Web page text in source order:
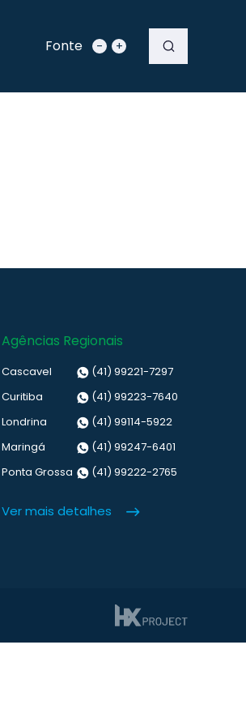
Fonte - +
Agências Regionais
Cascavel
(41) 99221-7297
Curitiba
(41) 99223-7640
Londrina
(41) 99114-5922
Maringá
(41) 99247-6401
Ponta Grossa
(41) 99222-2765
Ver mais detalhes